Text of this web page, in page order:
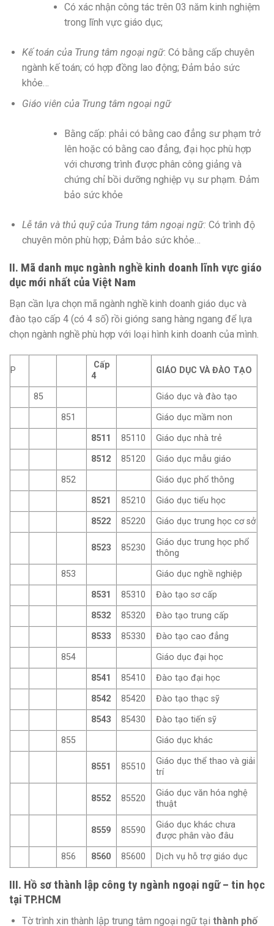
Có xác nhận công tác trên 03 năm kinh nghiệm
trong lĩnh vực giáo dục;
Kế toán của Trung tâm ngoại ngữ: Có bằng cấp chuyên
ngành kế toán; có hợp đồng lao động; Đảm bảo sức
khỏe…
Giáo viên của Trung tâm ngoại ngữ
Bằng cấp: phải có bằng cao đẳng sư phạm trở
lên hoặc có bằng cao đẳng, đại học phù hợp
với chương trình được phân công giảng và
chứng chỉ bồi dưỡng nghiệp vụ sư phạm. Đảm
bảo sức khỏe
Lễ tân và thủ quỹ của Trung tâm ngoại ngữ: Có trình độ
chuyên môn phù hợp; Đảm bảo sức khỏe…
II. Mã danh mục ngành nghề kinh doanh lĩnh vực giáo
dục mới nhất của Việt Nam
Bạn cần lựa chọn mã ngành nghề kinh doanh giáo dục và
đào tạo cấp 4 (có 4 số) rồi gióng sang hàng ngang để lựa
chọn ngành nghề phù hợp với loại hình kinh doanh của mình.
P
Cấp
4
GIÁO DỤC VÀ ĐÀO TẠO
85
Giáo dục và đào tạo
851
Giáo dục mầm non
8511
85110
Giáo dục nhà trẻ
8512
85120
Giáo dục mẫu giáo
852
Giáo dục phổ thông
8521
85210
Giáo dục tiểu học
8522
85220 Giáo dục trung học cơ sở
8523 85230
Giáo dục trung học phổ
thông
853
Giáo dục nghề nghiệp
8531
85310
Đào tạo sơ cấp
8532
85320
Đào tạo trung cấp
8533
85330
Đào tạo cao đẳng
854
Giáo dục đại học
8541
85410
Đào tạo đại học
8542
85420
Đào tạo thạc sỹ
8543
85430
Đào tạo tiến sỹ
855
Giáo dục khác
8551 85510
Giáo dục thể thao và giải
trí
8552 85520
Giáo dục văn hóa nghệ
thuật
8559 85590
Giáo dục khác chưa
được phân vào đâu
856
8560 85600 Dịch vụ hỗ trợ giáo dục
III. Hồ sơ thành lập công ty ngành ngoại ngữ – tin học
tại TP.HCM
Tờ trình xin thành lập trung tâm ngoại ngữ tại thành phố